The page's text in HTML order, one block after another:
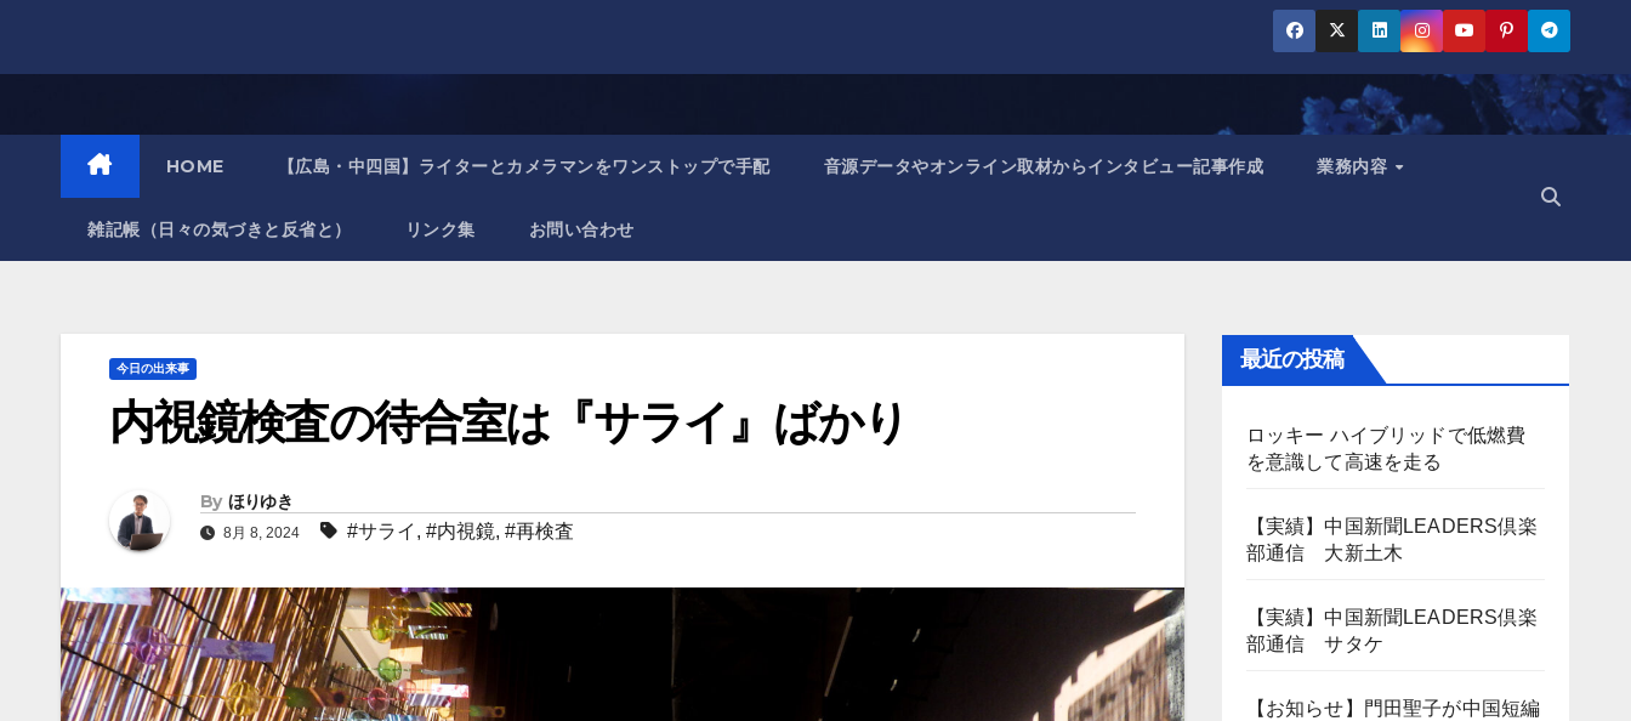
HOME 【広島・中四国】ライターとカメラマンをワンストップで手配 音源データやオンライン取材からインタビュー記事作成 業務内容
雑記帳（日々の気づきと反省と） リンク集 お問い合わせ
今日の出来事
内視鏡検査の待合室は『サライ』ばかり
By ほりゆき
8月 8, 2024 #サライ , #内視鏡, #再検査
最近の投稿
ロッキー ハイブリッドで低燃費
を意識して高速を走る
【実績】中国新聞LEADERS倶楽
部通信 大新土木
【実績】中国新聞LEADERS倶楽
部通信 サタケ
【お知らせ】門田聖子が中国短編